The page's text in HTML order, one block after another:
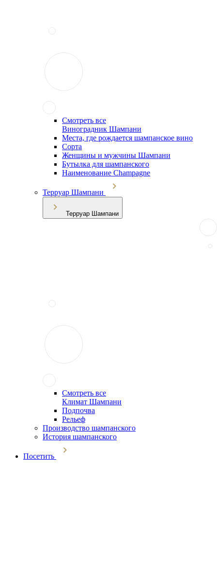
Смотреть все
Виноградник Шампани
Места, где рождается шампанское вино
Сорта
Женщины и мужчины Шампани
Бутылка для шампанского
Наименование Champagne
Терруар Шампани
Терруар Шампани
Смотреть все
Климат Шампани
Подпочва
Рельеф
Производство шампанского
История шампанского
Посетить